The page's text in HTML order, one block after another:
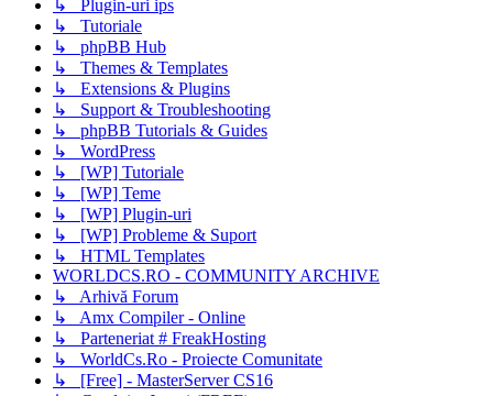
↳ Plugin-uri ips
↳ Tutoriale
↳ phpBB Hub
↳ Themes & Templates
↳ Extensions & Plugins
↳ Support & Troubleshooting
↳ phpBB Tutorials & Guides
↳ WordPress
↳ [WP] Tutoriale
↳ [WP] Teme
↳ [WP] Plugin-uri
↳ [WP] Probleme & Suport
↳ HTML Templates
WORLDCS.RO - COMMUNITY ARCHIVE
↳ Arhivă Forum
↳ Amx Compiler - Online
↳ Parteneriat # FreakHosting
↳ WorldCs.Ro - Proiecte Comunitate
↳ [Free] - MasterServer CS16